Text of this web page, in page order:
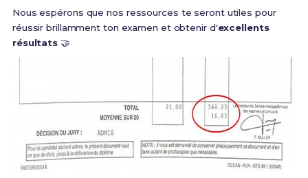
Nous espérons que nos ressources te seront utiles pour
réussir brillamment ton examen et obtenir d'excellents
résultats 🤝